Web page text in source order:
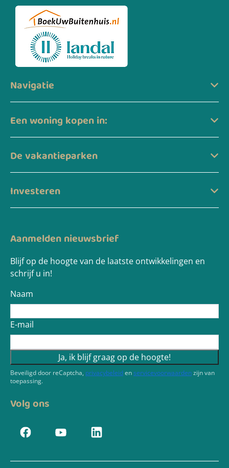
Navigatie
Een woning kopen in:
De vakantieparken
Investeren
Aanmelden nieuwsbrief
Blijf op de hoogte van de laatste ontwikkelingen en
schrijf u in!
Naam
E-mail
Ja, ik blijf graag op de hoogte!
Beveiligd door reCaptcha, privacybeleidenservicevoorwaardenzijn van
toepassing.
Volg ons